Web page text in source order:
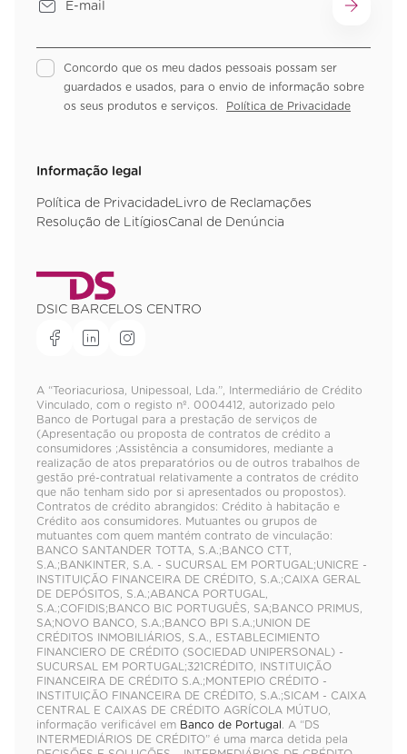
Concordo que os meu dados pessoais possam ser
guardados e usados, para o envio de informação sobre
os seus produtos e serviços.
Política de Privacidade
Informação legal
Política de PrivacidadeLivro de Reclamações
Resolução de LitígiosCanal de Denúncia
DSIC BARCELOS CENTRO
A “Teoriacuriosa, Unipessoal, Lda.”, Intermediário de Crédito
Vinculado, com o registo nº. 0004412, autorizado pelo
Banco de Portugal para a prestação de serviços de
(Apresentação ou proposta de contratos de crédito a
consumidores ;Assistência a consumidores, mediante a
realização de atos preparatórios ou de outros trabalhos de
gestão pré-contratual relativamente a contratos de crédito
que não tenham sido por si apresentados ou propostos).
Contratos de crédito abrangidos: Crédito à habitação e
Crédito aos consumidores. Mutuantes ou grupos de
mutuantes com quem mantém contrato de vinculação:
BANCO SANTANDER TOTTA, S.A.;BANCO CTT,
S.A.;BANKINTER, S.A. - SUCURSAL EM PORTUGAL;UNICRE -
INSTITUIÇÃO FINANCEIRA DE CRÉDITO, S.A.;CAIXA GERAL
DE DEPÓSITOS, S.A.;ABANCA PORTUGAL,
S.A.;COFIDIS;BANCO BIC PORTUGUÊS, SA;BANCO PRIMUS,
SA;NOVO BANCO, S.A.;BANCO BPI S.A.;UNION DE
CRÉDITOS INMOBILIÁRIOS, S.A., ESTABLECIMIENTO
FINANCIERO DE CRÉDITO (SOCIEDAD UNIPERSONAL) -
SUCURSAL EM PORTUGAL;321CRÉDITO, INSTITUIÇÃO
FINANCEIRA DE CRÉDITO S.A.;MONTEPIO CRÉDITO -
INSTITUIÇÃO FINANCEIRA DE CRÉDITO, S.A.;SICAM - CAIXA
CENTRAL E CAIXAS DE CRÉDITO AGRÍCOLA MÚTUO,
informação verificável em Banco de Portugal. A “DS
INTERMEDIÁRIOS DE CRÉDITO” é uma marca detida pela